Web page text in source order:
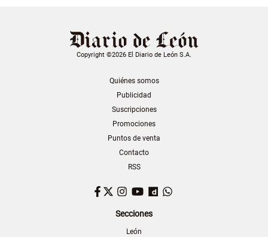
Copyright ©2026 El Diario de León S.A.
Quiénes somos
Publicidad
Suscripciones
Promociones
Puntos de venta
Contacto
RSS
Facebook
TwitterInstagram
YouTubeDailymotion
Secciones
León